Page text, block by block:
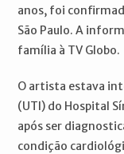
anos, foi
São Paulo. A
família à TV Globo.
O artista estava
(UTI) do Hospital
após ser
condição